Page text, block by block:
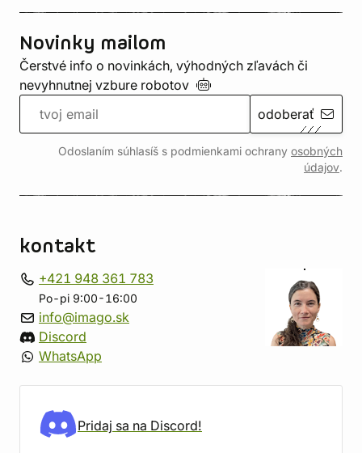
Novinky mailom
Čerstvé info o novinkách, výhodných zľavách či
nevyhnutnej vzbure robotov
odoberať
Odoslaním súhlasíš s podmienkami ochrany osobných
údajov.
kontakt
+421 948 361 783
Po-pi 9:00-16:00
info@imago.sk
Discord
WhatsApp
Pridaj sa na Discord!